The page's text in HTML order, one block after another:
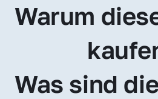
Warum
Was sind